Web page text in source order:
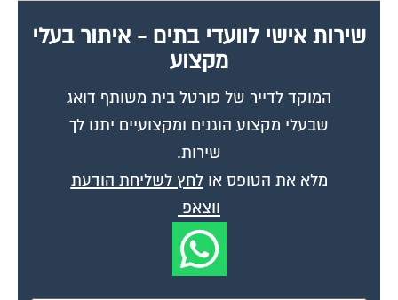
מקצוע
המוקד לדייר של פורטל בית משותף דואג
שבעלי מקצוע הוגנים ומקצועיים יתנו לך
שירות.
מלא את הטופס אולחץ לשליחת הודעת
ווצאפ